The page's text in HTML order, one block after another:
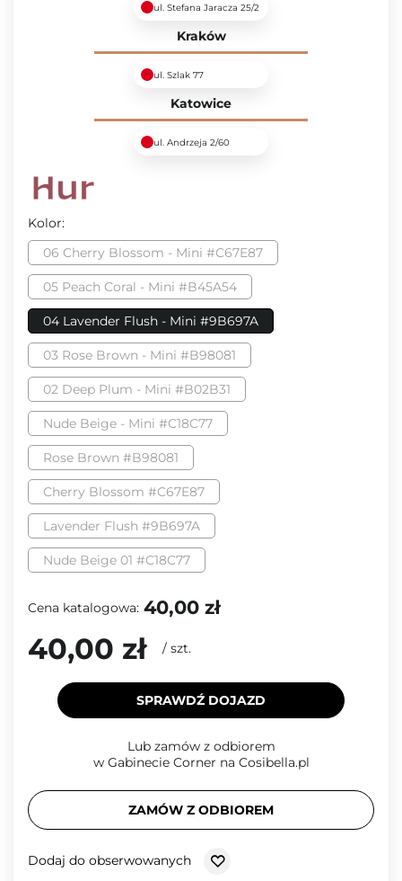
ul. Stefana Jaracza 25/2
Kraków
ul. Szlak 77
Katowice
ul. Andrzeja 2/60
Kolor:
06 Cherry Blossom - Mini #C67E87
05 Peach Coral - Mini #B45A54
04 Lavender Flush - Mini #9B697A
03 Rose Brown - Mini #B98081
02 Deep Plum - Mini #B02B31
Nude Beige - Mini #C18C77
Rose Brown #B98081
Cherry Blossom #C67E87
Lavender Flush #9B697A
Nude Beige 01 #C18C77
Cena katalogowa: 40,00 zł
40,00 zł / szt.
SPRAWDŹ DOJAZD
Lub zamów z odbiorem
w Gabinecie Corner na Cosibella.pl
ZAMÓW Z ODBIOREM
Dodaj do obserwowanych